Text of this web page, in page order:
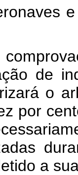
de
o
por
a